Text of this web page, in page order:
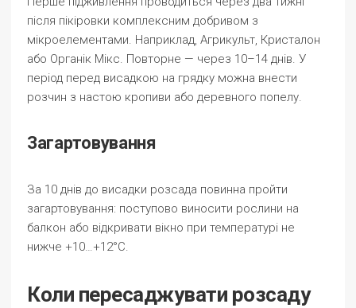
після пікіровки комплексним добривом з
мікроелементами. Наприклад, Агрикульт, Кристалон
або Органік Мікс. Повторне — через 10–14 днів. У
період перед висадкою на грядку можна внести
розчин з настою кропиви або деревного попелу.
Загартовування
За 10 днів до висадки розсада повинна пройти
загартовування: поступово виносити рослини на
балкон або відкривати вікно при температурі не
нижче +10…+12°С.
Коли пересаджувати розсаду